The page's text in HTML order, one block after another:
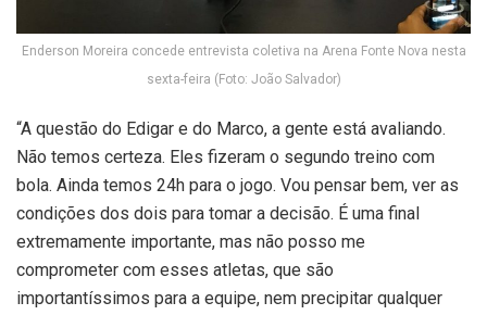
Enderson Moreira concede entrevista coletiva na Arena Fonte Nova nesta
sexta-feira (Foto: João Salvador)
“A questão do Edigar e do Marco, a gente está avaliando.
Não temos certeza. Eles fizeram o segundo treino com
bola. Ainda temos 24h para o jogo. Vou pensar bem, ver as
condições dos dois para tomar a decisão. É uma final
extremamente importante, mas não posso me
comprometer com esses atletas, que são
importantíssimos para a equipe, nem precipitar qualquer